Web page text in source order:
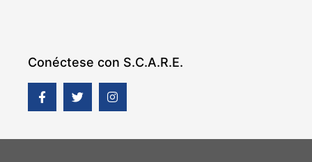
Conéctese con S.C.A.R.E.